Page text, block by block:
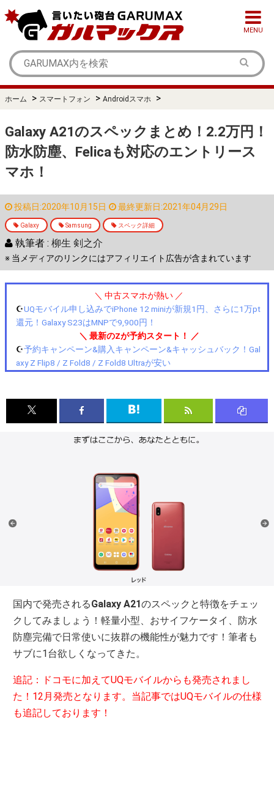
MENU
ホーム > スマートフォン > Androidスマホ >
Galaxy A21のスペックまとめ！2.2万円！
防水防塵、Felicaも対応のエントリース
マホ！
投稿日:2020年10月15日 最終更新日:2021年04月29日
Galaxy Samsung スペック詳細
執筆者 : 柳生 剣之介
※ 当メディアのリンクにはアフィリエイト広告が含まれています
＼ 中古スマホが熱い ／
☪️UQモバイル申し込みでiPhone 12 miniが新規1円、さらに1万pt
還元！Galaxy S23はMNPで9,900円！
＼ 最新のZが予約スタート！ ／
☪️予約キャンペーン&購入キャンペーン&キャッシュバック！Gal
axy Z Flip8 / Z Fold8 / Z Fold8 Ultraが安い
国内で発売されるGalaxy A21のスペックと特徴をチェッ
クしてみましょう！軽量小型、おサイフケータイ、防水
防塵完備で日常使いに抜群の機能性が魅力です！筆者も
サブに1台欲しくなってきた。
追記：ドコモに加えてUQモバイルからも発売されまし
た！12月発売となります。当記事ではUQモバイルの仕様
も追記しております！